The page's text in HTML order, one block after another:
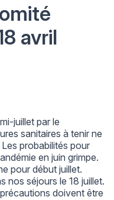
avril
juillet par le
sanitaires à tenir ne
probabilités pour
en juin grimpe.
pour début juillet.
nos séjours le 18 juillet.
doivent être